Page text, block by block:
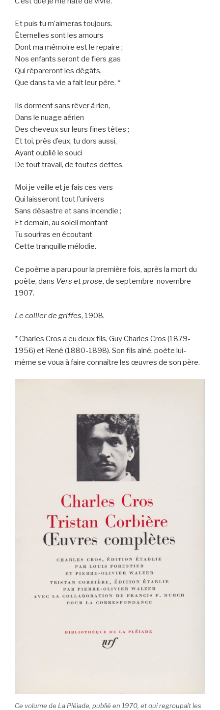
Et puis tu m’aimeras toujours.
Éternelles sont les amours
Dont ma mémoire est le repaire ;
Nos enfants seront de fiers gas
Qui répareront les dégâts,
Que dans ta vie a fait leur père. *
Ils dorment sans rêver à rien,
Dans le nuage aérien
Des cheveux sur leurs fines têtes ;
Et toi, près d’eux, tu dors aussi,
Ayant oublié le souci
De tout travail, de toutes dettes.
Moi je veille et je fais ces vers
Qui laisseront tout l’univers
Sans désastre et sans incendie ;
Et demain, au soleil montant
Tu souriras en écoutant
Cette tranquille mélodie.
Ce poème a paru pour la première fois, après la mort du
poète, dans Vers et prose, de septembre-novembre
1907.
Le collier de griffes, 1908.
* Charles Cros a eu deux fils, Guy Charles Cros (1879-
1956) et René (1880-1898). Son fils aîné, poète lui-
même se voua à faire connaître les œuvres de son père.
Ce volume de La Pléiade, publié en 1970, et qui regroupait les